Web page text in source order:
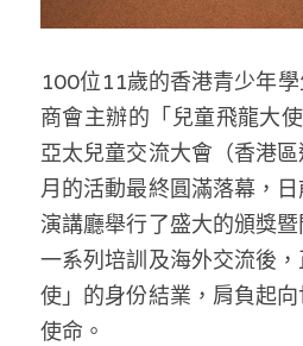
反華推手起底
美西霸凌內幕
美西極權主義
真相直擊
極端暴恐實錄
屈穎妍專欄
朱庭萱專欄
莫綺琪專欄
黃萬成專欄
招國偉專欄
高松傑專欄
醫院口岸爆炸案
屠龍小隊案
黎智英案審訊
支聯會案
35+顛覆案
生活
吃喝玩指南
休閒好介紹
親子
花生仔漫畫週記
關於我們
人才招聘
投稿熱線
商戶合作
支持讚助
搜索
繁體中文
繁體中文
English
100位11歲的香港青少年
商會主辦的「兒童飛龍大
亞太兒童交流大會（香港
月的活動最終圓滿落幕，
演講廳舉行了盛大的頒獎
一系列培訓及海外交流後
使」的身份結業，肩負起
使命。